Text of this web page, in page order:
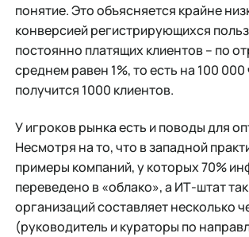
понятие. Это объясняется крайне
конверсией регистрирующихся
постоянно платящих клиентов – по
среднем равен 1%, то есть на 100 000
получится 1000 клиентов.
У игроков рынка есть и поводы для
Несмотря на то, что в западной
примеры компаний, у которых 70%
переведено в «облако», а ИТ-штат
организаций составляет несколько
(руководитель и кураторы по